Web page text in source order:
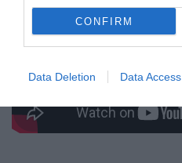
CONFIRM
Data Deletion Data Access